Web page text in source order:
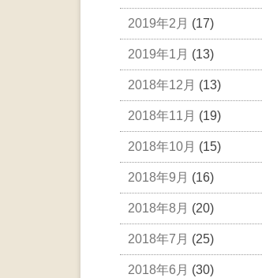
2019年2月 (17)
2019年1月 (13)
2018年12月 (13)
2018年11月 (19)
2018年10月 (15)
2018年9月 (16)
2018年8月 (20)
2018年7月 (25)
2018年6月 (30)